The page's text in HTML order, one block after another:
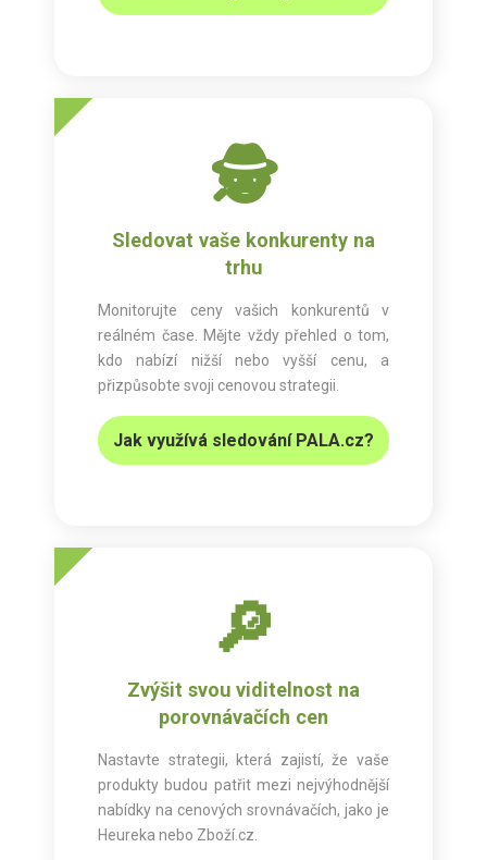
🕵
Sledovat vaše konkurenty na
trhu
Monitorujte ceny vašich konkurentů v
reálném čase. Mějte vždy přehled o tom,
kdo nabízí nižší nebo vyšší cenu, a
přizpůsobte svoji cenovou strategii.
Jak využívá sledování PALA.cz?
🔎
Zvýšit svou viditelnost na
porovnávačích cen
Nastavte strategii, která zajistí, že vaše
produkty budou patřit mezi nejvýhodnější
nabídky na cenových srovnávačích, jako je
Heureka nebo Zboží.cz.